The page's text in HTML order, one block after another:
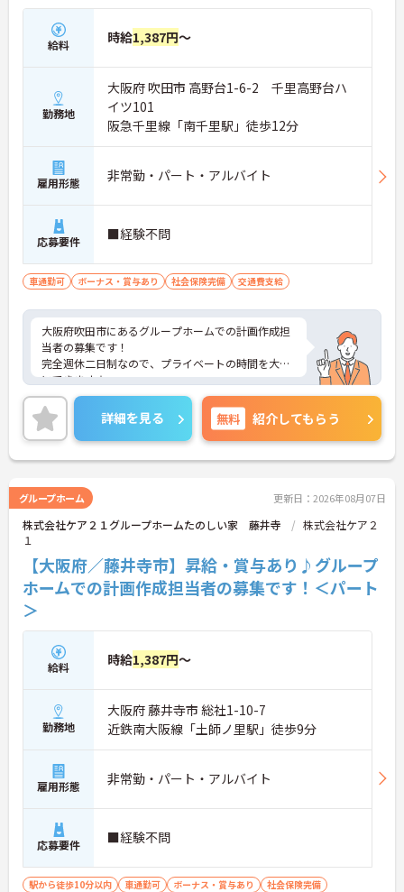
給料 時給1,387円～
勤務地
大阪府 吹田市 高野台1-6-2 千里高野台ハ
イツ101
阪急千里線「南千里駅」徒歩12分
雇用形態 非常勤・パート・アルバイト
応募要件 ■経験不問
車通勤可 ボーナス・賞与あり 社会保険完備 交通費支給
大阪府吹田市にあるグループホームでの計画作成担
当者の募集です！
完全週休二日制なので、プライベートの時間を大切
にできます☆
昇給・賞与あり♪ 頑張りがしっかり反映されま
す！
ご興味のある方には、面接対策ポイントなど、さら
に詳細をお話しいたしますのでお気軽にご相談くだ
さい！
詳細を見る 無料 紹介してもらう
グループホーム 更新日：2026年08月07日
株式会社ケア２１グループホームたのしい家 藤井寺
株式会社ケア２
１
【大阪府／藤井寺市】昇給・賞与あり♪グループ
ホームでの計画作成担当者の募集です！＜パート
＞
給料 時給1,387円～
勤務地
大阪府 藤井寺市 総社1-10-7
近鉄南大阪線「土師ノ里駅」徒歩9分
雇用形態 非常勤・パート・アルバイト
応募要件 ■経験不問
駅から徒歩10分以内 車通勤可 ボーナス・賞与あり
社会保険完備